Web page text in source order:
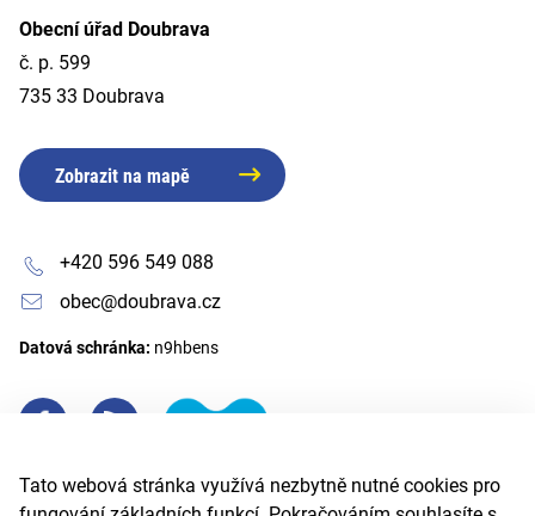
Tato webová stránka využívá nezbytně nutné cookies pro
Obecní úřad Doubrava
č. p. 599
735 33 Doubrava
Zobrazit na mapě
+420 596 549 088
obec@doubrava.cz
Datová schránka: n9hbens